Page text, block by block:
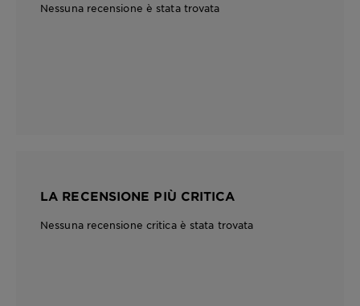
Nessuna recensione è stata trovata
LA RECENSIONE PIÙ CRITICA
Nessuna recensione critica è stata trovata